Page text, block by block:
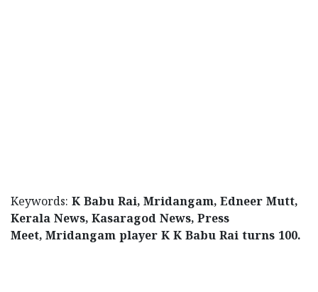
Keywords: K Babu Rai, Mridangam, Edneer Mutt,
Kerala News, Kasaragod News, Press
Meet, Mridangam player K K Babu Rai turns 100.